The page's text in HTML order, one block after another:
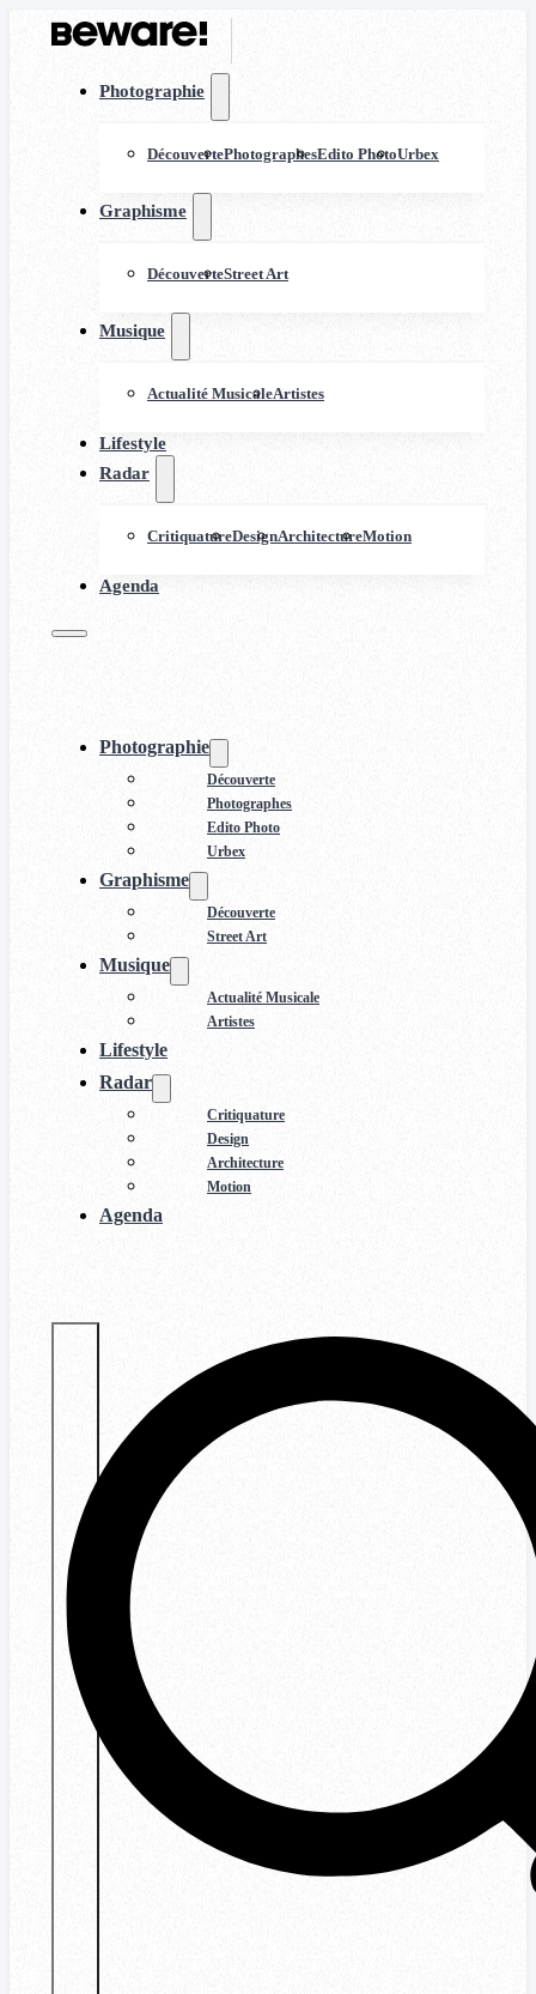
Photographie
DécouvertePhotographesEdito PhotoUrbex
Graphisme
DécouverteStreet Art
Musique
Actualité MusicaleArtistes
Lifestyle
Radar
CritiquatureDesignArchitectureMotion
Agenda
Photographie
Découverte
Photographes
Edito Photo
Urbex
Graphisme
Découverte
Street Art
Musique
Actualité Musicale
Artistes
Lifestyle
Radar
Critiquature
Design
Architecture
Motion
Agenda